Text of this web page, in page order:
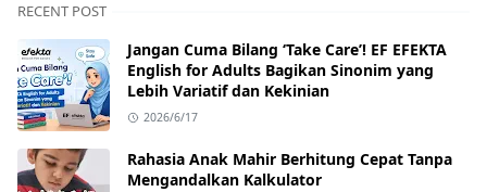
RECENT POST
Jangan Cuma Bilang ‘Take Care’! EF EFEKTA
English for Adults Bagikan Sinonim yang
Lebih Variatif dan Kekinian
2026/6/17
Rahasia Anak Mahir Berhitung Cepat Tanpa
Mengandalkan Kalkulator